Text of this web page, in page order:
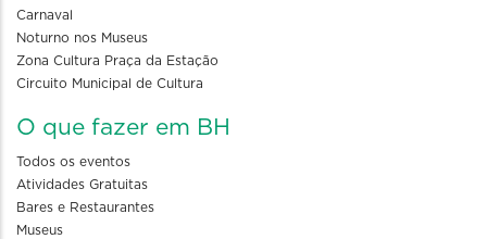
Carnaval
Noturno nos Museus
Zona Cultura Praça da Estação
Circuito Municipal de Cultura
O que fazer em BH
Todos os eventos
Atividades Gratuitas
Bares e Restaurantes
Museus